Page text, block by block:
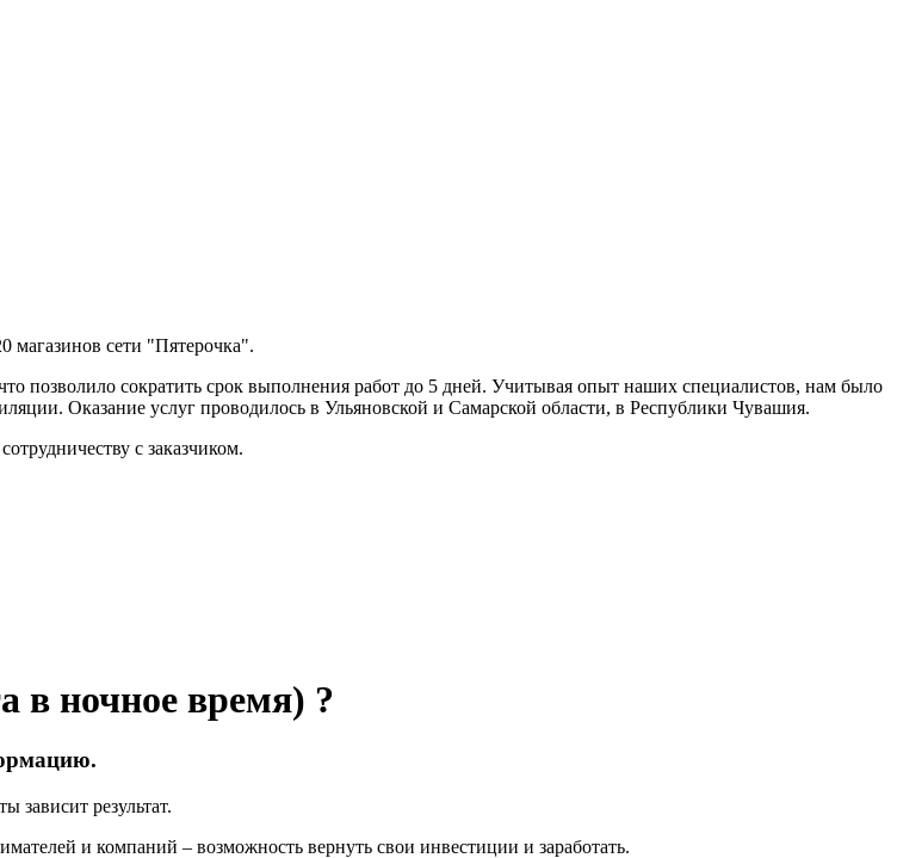
магазинов сети "Пятерочка".
позволило сократить срок выполнения работ до 5 дней. Учитывая опыт наших специалистов, нам было
Оказание услуг проводилось в Ульяновской и Самарской области, в Республики Чувашия.
с заказчиком.
в ночное время) ?
результат.
и компаний – возможность вернуть свои инвестиции и заработать.